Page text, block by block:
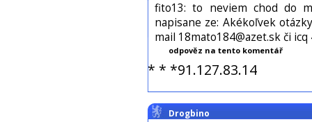
fito13: to neviem chod do
napisane ze: Akékoľvek
mail 18mato184@azet.sk či icq
odpověz na tento komentář
* * *91.127.83.14
Drogbino